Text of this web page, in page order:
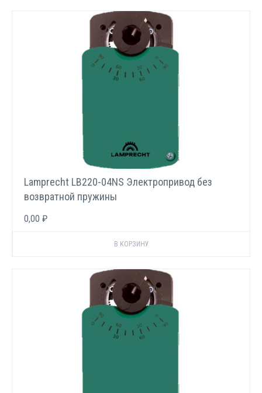
Lamprecht LB220-04NS Электропривод без
возвратной пружины
0,00 ₽